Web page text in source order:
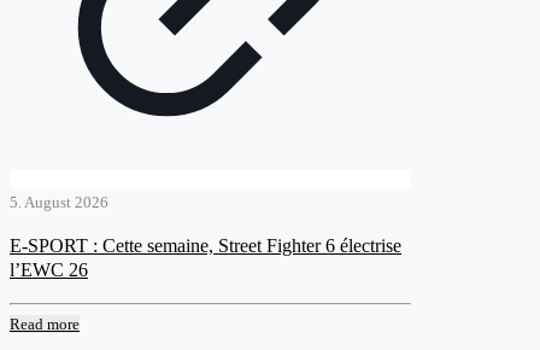
5. August 2026
E-SPORT : Cette semaine, Street Fighter 6 électrise
l’EWC 26
Read more